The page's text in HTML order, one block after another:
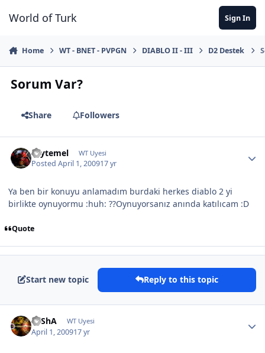
World of Turk Sign In
Home WT - BNET - PVPGN DIABLO II - III D2 Destek
Sorum Var?
Share Followers
caytemel WT Uyesi
PostedApril 1, 200917 yr
Ya ben bir konuyu anlamadım burdaki herkes diablo 2 yi
birlikte oynuyormu :huh: ??Oynuyorsanız anında katılıcam :D
Quote
Start new topic Reply to this topic
SaShA WT Uyesi
April 1, 200917 yr